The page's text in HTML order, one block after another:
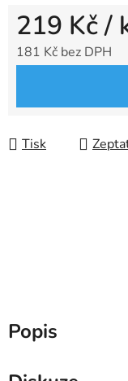
219 Kč/
181 Kč bez DPH
Tisk
Popis